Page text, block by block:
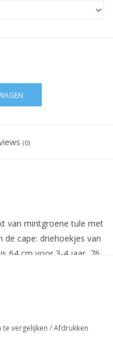
(0)
van mintgroene tule met
de cape: driehoekjes van
64 cm voor 3-4 jaar, 76
vergelijken /Afdrukken